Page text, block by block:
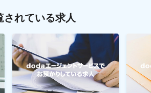
されている求人